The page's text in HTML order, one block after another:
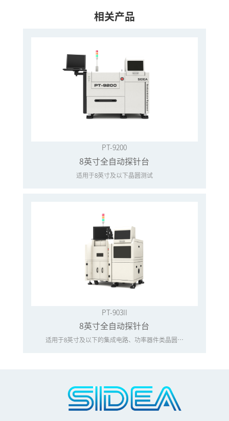
相关产品
PT-9200
8英寸全自动探针台
适用于8英寸及以下晶圆测试
PT-903II
8英寸全自动探针台
适用于8英寸及以下的集成电路、功率器件类晶圆测试